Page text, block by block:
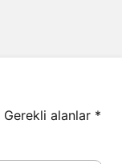
Gerekli alanlar *